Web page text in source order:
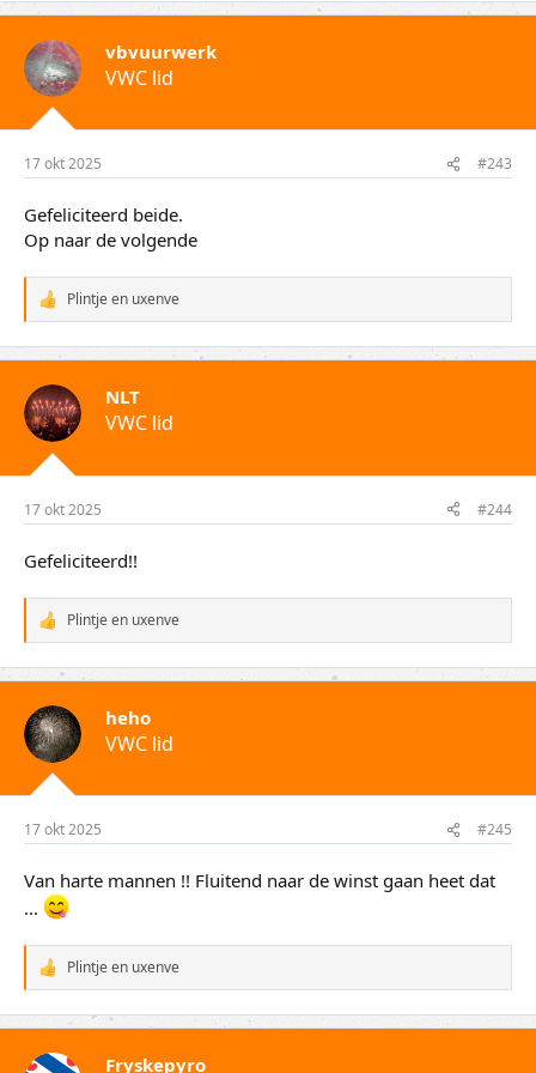
r
d
e
r
i
n
n
vbvuurwerk
VWC lid
17 okt 2025 #243
Gefeliciteerd beide.
Op naar de volgende
W
a
a
r
d
e
r
i
n
n
Plintjeen uxenve
NLT
VWC lid
17 okt 2025 #244
Gefeliciteerd!!
W
a
a
r
d
e
r
i
n
n
Plintjeen uxenve
heho
VWC lid
17 okt 2025 #245
Van harte mannen !! Fluitend naar de winst gaan heet dat
...
W
a
a
r
d
Plintjeen uxenve
Fryskepyro